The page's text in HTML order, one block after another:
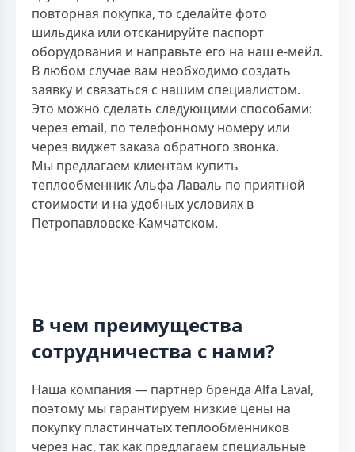
повторная покупка, то сделайте фото
шильдика или отсканируйте паспорт
оборудования и направьте его на наш е-мейл.
В любом случае вам необходимо создать
заявку и связаться с нашим специалистом.
Это можно сделать следующими способами:
через email, по телефонному номеру или
через виджет заказа обратного звонка.
Мы предлагаем клиентам купить
теплообменник Альфа Лаваль по приятной
стоимости и на удобных условиях в
Петропавловске-Камчатском.
В чем преимущества
сотрудничества с нами?
Наша компания — партнер бренда Alfa Laval,
поэтому мы гарантируем низкие цены на
покупку пластинчатых теплообменников
через нас, так как предлагаем специальные